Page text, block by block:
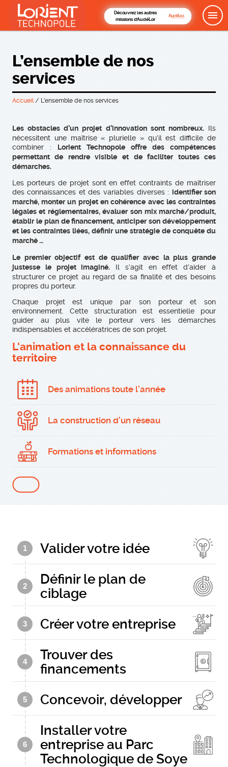
Découvrez les autres
missions d'AudéLor
L’ensemble de nos
services
Accueil/ L’ensemble de nos services
Les obstacles d’un projet d’innovation sont nombreux.Ils
nécessitent une maîtrise « plurielle » qu’il est difficile de
combiner :
Lorient Technopole offre des compétences
permettant de rendre visible et de faciliter toutes ces
démarches.
Les porteurs de projet sont en effet contraints de maîtriser
des connaissances et des variables diverses :
identifier son
marché, monter un projet en cohérence avec les contraintes
légales et réglementaires, évaluer son mix marché/produit,
établir le plan de financement, anticiper son développement
et les contraintes liées, définir une stratégie de conquête du
marché …
Le premier objectif est de qualifier avec la plus grande
justesse le projet imaginé. Il s’agit en effet d’aider à
structurer ce projet au regard de sa finalité et des besoins
propres du porteur.
Chaque projet est unique par son porteur et son
environnement. Cette structuration est essentielle pour
guider au plus vite le porteur vers les démarches
indispensables et accélératrices de son projet.
L'animation et la connaissance du
territoire
Des animations toute l'année
La construction d'un réseau
Formations et informations
1 Valider votre idée
2
Définir le plan de
ciblage
3 Créer votre entreprise
4
Trouver des
financements
5 Concevoir, développer
6
Installer votre
entreprise au Parc
Technologique de Soye